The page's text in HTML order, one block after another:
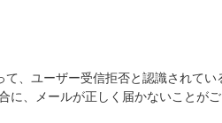
、ユーザー受信拒否と認識されてい
に、メールが正しく届かないことが